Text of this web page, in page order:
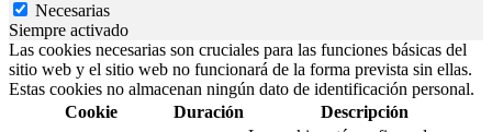
Necesarias
Siempre activado
Las cookies necesarias son cruciales para las funciones básicas del
sitio web y el sitio web no funcionará de la forma prevista sin ellas.
Estas cookies no almacenan ningún dato de identificación personal.
Cookie
Duración Descripción